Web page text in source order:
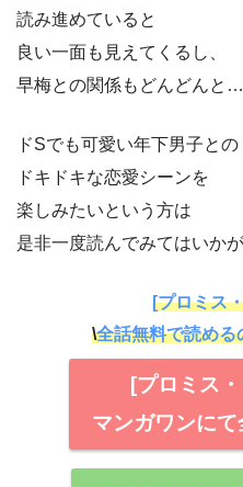
読み進めていると
良い一面も見えてくるし、
早梅との関係もどんどんと…
ドSでも可愛い年下男子との
ドキドキな恋愛シーンを
楽しみたいという方は
是非一度読んでみてはいか
[プロミス
\全話無料で読める
[プロミス
マンガワンに